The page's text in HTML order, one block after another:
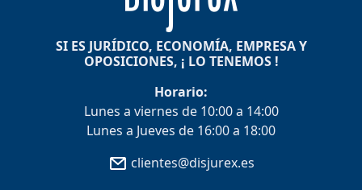
SI ES JURÍDICO, ECONOMÍA, EMPRESA Y
OPOSICIONES, ¡ LO TENEMOS !
Horario:
Lunes a viernes de 10:00 a 14:00
Lunes a Jueves de 16:00 a 18:00
clientes@disjurex.es